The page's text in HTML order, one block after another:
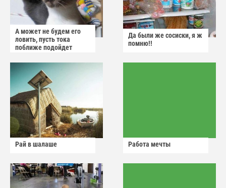
А может не будем его
ловить, пусть тока
поближе подойдет
Да были же сосиски, я ж
помню!!
Рай в шалаше Работа мечты